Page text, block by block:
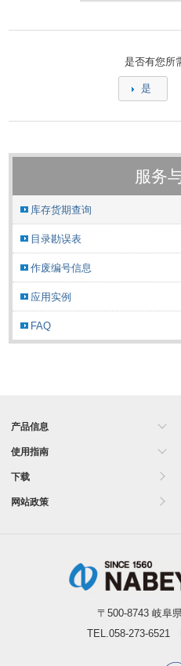
是否有您所
是
服务
库存货期查询
目录勘误表
作废编号信息
应用实例
FAQ
产品信息
使用指南
下载
网站政策
〒500-8743 岐阜
TEL.058-273-6521